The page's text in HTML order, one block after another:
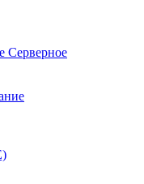
Серверное